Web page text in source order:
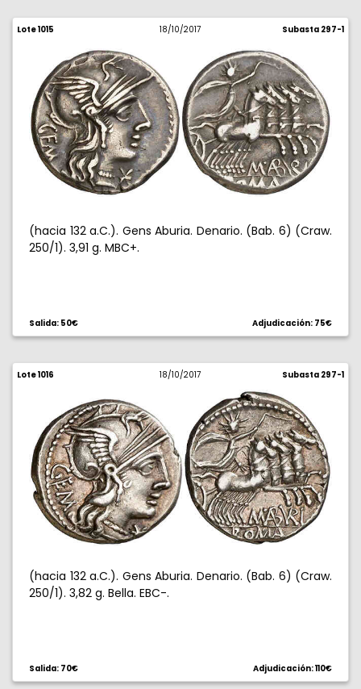
Lote 1015 18/10/2017 Subasta 297-1
(hacia 132 a.C.). Gens Aburia. Denario. (Bab. 6) (Craw.
250/1). 3,91 g. MBC+.
Salida: 50€ Adjudicación: 75€
Lote 1016 18/10/2017 Subasta 297-1
(hacia 132 a.C.). Gens Aburia. Denario. (Bab. 6) (Craw.
250/1). 3,82 g. Bella. EBC-.
Salida: 70€ Adjudicación: 110€